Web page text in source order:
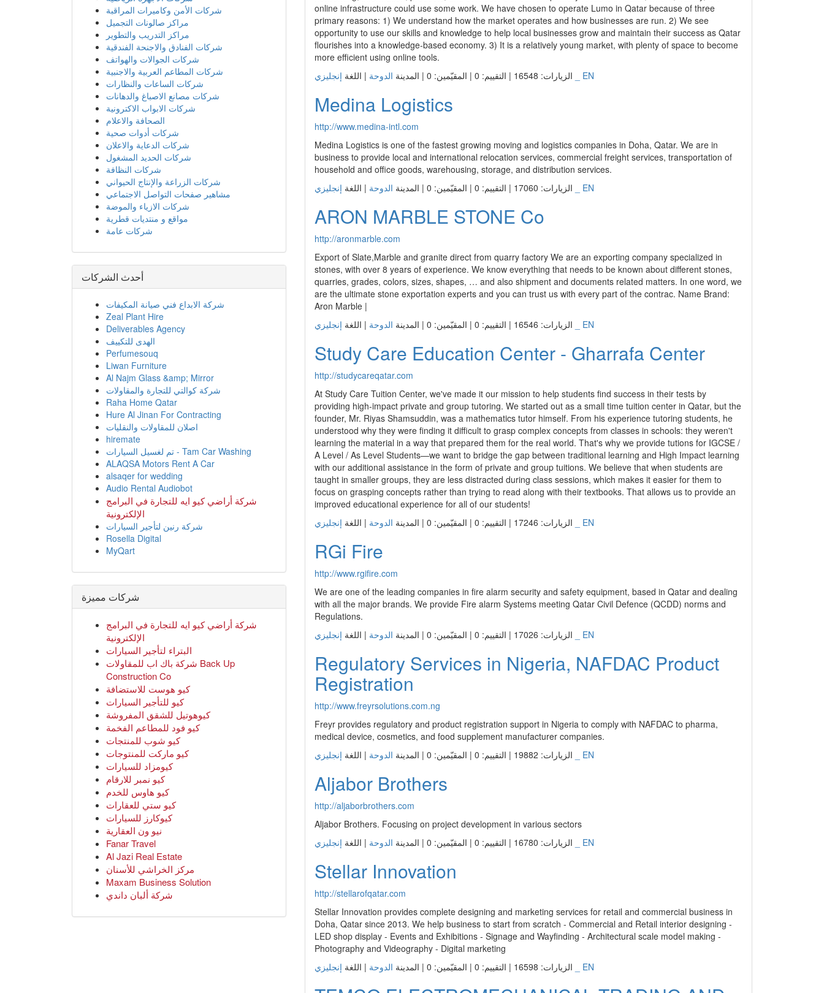
ARON MARBLE STONE Co
http://aronmarble.com
Export of Slate,Marble and granite direct from quarry factory We are an exporting company specialized in
stones, with over 8 years of experience. We know everything that needs to be known about different stones,
quarries, grades, colors, sizes, shapes, … and also shipment and documents related matters. In one word, we
Aron Marble |
Study Care Education Center - Gharrafa Center
http://studycareqatar.com
At Study Care Tuition Center, we've made it our mission to help students find success in their tests by
founder, Mr. Riyas Shamsuddin, was a mathematics tutor himself. From his experience tutoring students, he
understood why they were finding it difficult to grasp complex concepts from classes in schools: they weren't
learning the material in a way that prepared them for the real world. That's why we provide tutions for IGCSE /
with our additional assistance in the form of private and group tuitions. We believe that when students are
taught in smaller groups, they are less distracted during class sessions, which makes it easier for them to
focus on grasping concepts rather than trying to read along with their textbooks. That allows us to provide an
improved educational experience for all of our students!
RGi Fire
http://www.rgifire.com
with all the major brands. We provide Fire alarm Systems meeting Qatar Civil Defence (QCDD) norms and
Regulations.
الزيارات: 17026 | التقييم: 0 | المقيّمين: 0 | المدينة
الدوحة| اللغة إنجليزي _ EN
Regulatory Services in Nigeria, NAFDAC Product
Registration
http://www.freyrsolutions.com.ng
Freyr provides regulatory and product registration support in Nigeria to comply with NAFDAC to pharma,
medical device, cosmetics, and food supplement manufacturer companies.
الدوحة| اللغة
Aljabor Brothers
http://aljaborbrothers.com
Aljabor Brothers. Focusing on project development in various sectors
الزيارات: 16780 | التقييم: 0 | المقيّمين: 0 | المدينة
الدوحة | اللغة إنجليزي _ EN
Stellar Innovation
http://stellarofqatar.com
Stellar Innovation provides complete designing and marketing services for retail and commercial business in
Doha, Qatar since 2013. We help business to start from scratch - Commercial and Retail interior designing -
LED shop display - Events and Exhibitions - Signage and Wayfinding - Architectural scale model making -
Photography and Videography - Digital marketing
الزيارات: 16598 | التقييم: 0 | المقيّمين: 0 | المدينة
الدوحة | اللغة إنجليزي _ EN
TEMCO ELECTROMECHANICAL TRADING AND
CONTRACTING WLL
http://temcoqatar.com
We would like to take this opportunity to offer our services. Our company, TEMCO ElectroMechanical which
was established in the year 2016 and is an KAHRAMAA Certified Grade A Electro Mechanical and Civil
Defence Approved Contractor excels in providing MEP services to leading companies in Qatar. We provide
timely services and licensed engineers in our company have a good experience in the MEP industry.
الزيارات: 16533 | التقييم: 0 | المقيّمين: 0 | المدينة
الدوحة| اللغة إنجليزي _ EN
Edify international
http://edifydigitalmarketing.com/
Edify Business is a well-reputed bussiness group in Qatar &amp; india with business activities in a wide range
of sectors and industries. Edify bussiness has diversified its core activities to include Real Estate , Engineering,
مواقع و منتديات قطرية
شركات عامة
أحدث الشركات
شركة الابداع فني صيانة المكيفات
Zeal Plant Hire
Deliverables Agency
الهدى للتكييف
Perfumesouq
Liwan Furniture
Al Najm Glass &amp; Mirror
شركة كوالتي للتجارة والمقاولات
Raha Home Qatar
Hure Al Jinan For Contracting
اصلان للمقاولات والنقليات
hiremate
alsaqer for wedding
Audio Rental Audiobot
الإلكترونية
شركة رنين لتأجير السيارات
Rosella Digital
MyQart
شركات مميزة
شركة أراضي كيو ايه للتجارة في البرامج
الإلكترونية
البتراء لتأجير السيارات
شركة باك اب للمقاولات Back Up
Construction Co
كيو هوست للاستضافة
كيو للتأجير السيارات
كيوهوتيل للشقق المفروشة
كيو فود للمطاعم الفخمة
كيو شوب للمنتجات
كيو ماركت للمنتوجات
كيو نمبر للارقام
كيو هاوس للخدم
كيو ستي للعقارات
كيوكارز للسيارات
نيو ون العقارية
Fanar Travel
Al Jazi Real Estate
مركز الخراشي للأسنان
Maxam Business Solution
شركة ألبان داندي